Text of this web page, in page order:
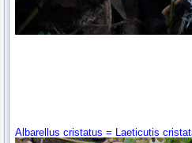
Albarellus cristatus = Laeticutis